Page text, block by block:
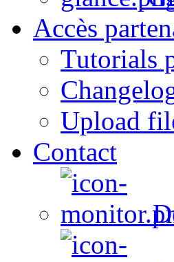
Accès
Tutorials
Upload
Contact